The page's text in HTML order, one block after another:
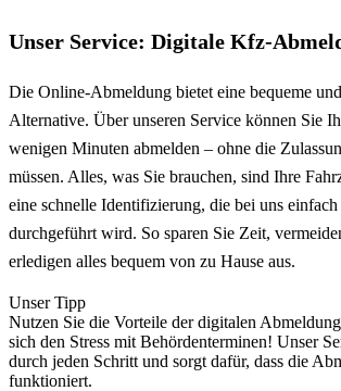
Unser Service: Digitale Kfz-
Die Online-Abmeldung bietet eine bequeme
Alternative. Über unseren Service können Sie
wenigen Minuten abmelden – ohne die
müssen. Alles, was Sie brauchen, sind Ihre
eine schnelle Identifizierung, die bei uns
durchgeführt wird. So sparen Sie Zeit,
erledigen alles bequem von zu Hause aus.
Unser Tipp
Nutzen Sie die Vorteile der digitalen
sich den Stress mit Behördenterminen! Unser
durch jeden Schritt und sorgt dafür, dass die
funktioniert.